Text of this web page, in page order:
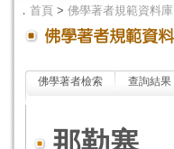
． 首頁 > 佛學著者規範資料庫
佛學著者檢索 查詢結果